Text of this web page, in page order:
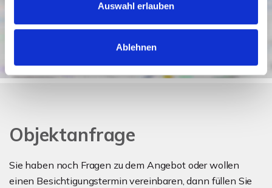
Auswahl erlauben
Ablehnen
Objektanfrage
Sie haben noch Fragen zu dem Angebot oder wollen
einen Besichtigungstermin vereinbaren, dann füllen Sie